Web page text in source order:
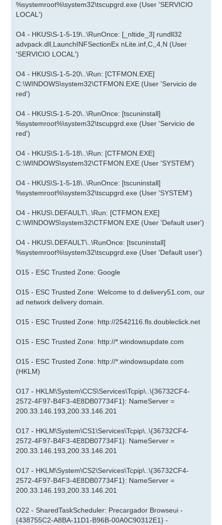
%systemroot%\system32\tscupgrd.exe (User 'SERVICIO
LOCAL')
O4 - HKUS\S-1-5-19\..\RunOnce: [_nltide_3] rundll32
advpack.dll,LaunchINFSectionEx nLite.inf,C,,4,N (User
'SERVICIO LOCAL')
O4 - HKUS\S-1-5-20\..\Run: [CTFMON.EXE]
C:\WINDOWS\system32\CTFMON.EXE (User 'Servicio de
red')
O4 - HKUS\S-1-5-20\..\RunOnce: [tscuninstall]
%systemroot%\system32\tscupgrd.exe (User 'Servicio de
red')
O4 - HKUS\S-1-5-18\..\Run: [CTFMON.EXE]
C:\WINDOWS\system32\CTFMON.EXE (User 'SYSTEM')
O4 - HKUS\S-1-5-18\..\RunOnce: [tscuninstall]
%systemroot%\system32\tscupgrd.exe (User 'SYSTEM')
O4 - HKUS\.DEFAULT\..\Run: [CTFMON.EXE]
C:\WINDOWS\system32\CTFMON.EXE (User 'Default user')
O4 - HKUS\.DEFAULT\..\RunOnce: [tscuninstall]
%systemroot%\system32\tscupgrd.exe (User 'Default user')
O15 - ESC Trusted Zone: Google
O15 - ESC Trusted Zone: Welcome to d.delivery51.com, our
ad network delivery domain.
O15 - ESC Trusted Zone: http://2542116.fls.doubleclick.net
O15 - ESC Trusted Zone: http://*.windowsupdate.com
O15 - ESC Trusted Zone: http://*.windowsupdate.com
(HKLM)
O17 - HKLM\System\CCS\Services\Tcpip\..\{36732CF4-
2572-4F97-B4F3-4E8DB07734F1}: NameServer =
200.33.146.193,200.33.146.201
O17 - HKLM\System\CS1\Services\Tcpip\..\{36732CF4-
2572-4F97-B4F3-4E8DB07734F1}: NameServer =
200.33.146.193,200.33.146.201
O17 - HKLM\System\CS2\Services\Tcpip\..\{36732CF4-
2572-4F97-B4F3-4E8DB07734F1}: NameServer =
200.33.146.193,200.33.146.201
O22 - SharedTaskScheduler: Precargador Browseui -
{438755C2-A8BA-11D1-B96B-00A0C90312E1} -